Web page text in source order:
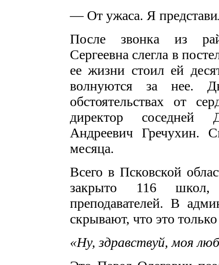
— От ужаса. Я
После звонка из
Сергеевна слегла в
ее жизни стоил ей
волнуются за нее.
обстоятельствах от
директор соседней
Андреевич
месяца.
Всего в Псковской
закрыто 116
преподавателей. В
скрывают, что это
«Ну, здравствуй, моя